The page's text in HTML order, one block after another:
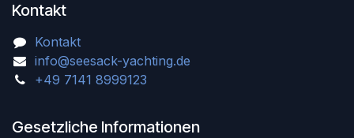
Kontakt
Kontakt
info@seesack-yachting.de
+49 7141 8999123
Gesetzliche Informationen